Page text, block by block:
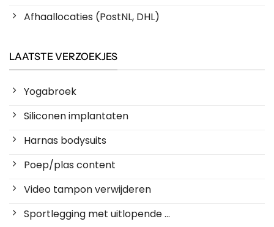
Afhaallocaties (PostNL, DHL)
LAATSTE VERZOEKJES
Yogabroek
Siliconen implantaten
Harnas bodysuits
Poep/plas content
Video tampon verwijderen
Sportlegging met uitlopende ...